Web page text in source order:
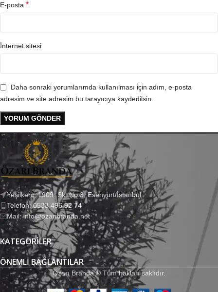
E-posta *
İnternet sitesi
Daha sonraki yorumlarımda kullanılması için adım, e-posta
adresim ve site adresim bu tarayıcıya kaydedilsin.
Yeşilkent, 1909. Sk. No:3, Esenyurt/İstanbul
Telefon: 0533 496 92 74
Mail: info@ozaribranda.net
KATEGORILER
ÖNEMLI BAĞLANTILAR
Özarı Branda ® Tüm hakları saklıdır.